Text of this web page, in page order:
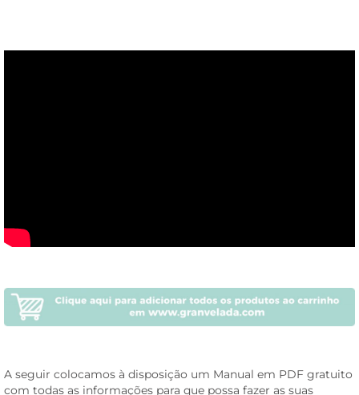
A seguir colocamos à disposição um Manual em PDF gratuito
com todas as informações para que possa fazer as suas